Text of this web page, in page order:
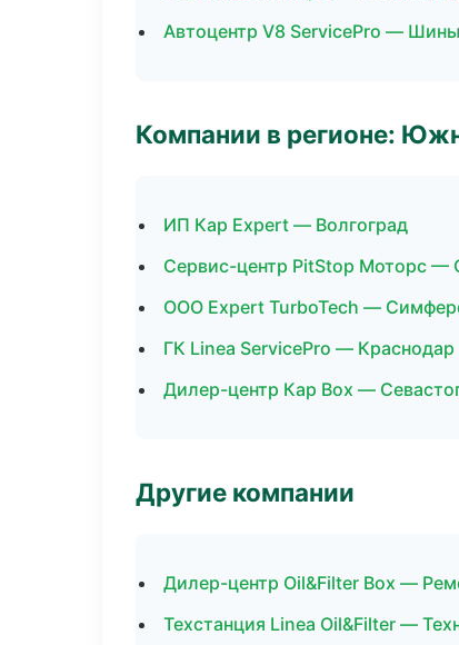
Автоцентр V8 ServicePro —
Компании в регионе:
ИП Кар Expert — Волгоград
Сервис-центр PitStop Моторс —
ООО Expert TurboTech —
ГК Linea ServicePro — Краснодар
Дилер-центр Кар Box —
Другие компании
Дилер-центр Oil&Filter Box —
Техстанция Linea Oil&Filter —